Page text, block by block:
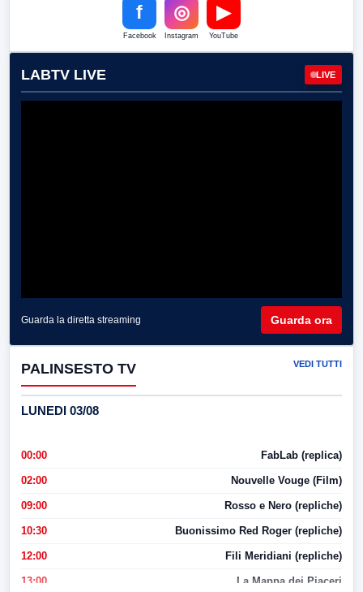
f
Facebook
◎
Instagram
▶
YouTube
LABTV LIVE LIVE
Guarda la diretta streaming Guarda ora
PALINSESTO TV VEDI TUTTI
LUNEDI 03/08
00:00 FabLab (replica)
02:00 Nouvelle Vouge (Film)
09:00 Rosso e Nero (repliche)
10:30 Buonissimo Red Roger (repliche)
12:00 Fili Meridiani (repliche)
13:00 La Mappa dei Piaceri